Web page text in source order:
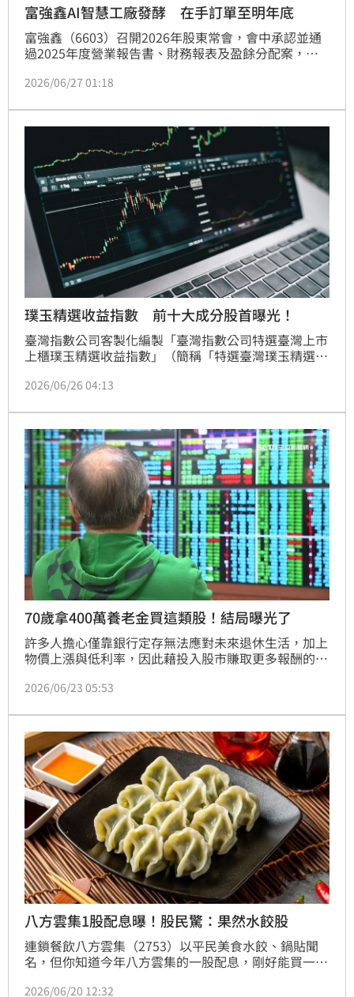
富強鑫AI智慧工廠發酵 在手訂單至明年底
富強鑫（6603）召開2026年股東常會，會中承認並通
過2025年度營業報告書、財務報表及盈餘分配案，決
積分配0.2元），股利配發率達66％。富強鑫2025年全
12.22％，創下全年、單季及單月營收歷史同期新高；
歸屬母公司稅後淨利達1億元，年增27.56％，每股稅後
盈餘（EPS）0.61元。
2026/06/27 01:18
璞玉精選收益指數 前十大成分股首曝光！
臺灣指數公司客製化編製「臺灣指數公司特選臺灣上市
上櫃璞玉精選收益指數」（簡稱「特選臺灣璞玉精選收
指數。發想自臺灣璞玉指數之設計理念，「特選臺灣璞
後，依市值、優質指標與潛藏指標篩選股票；續以股利
表現、股東權益報酬率、稅後純益季增率以及股價動能
等指標之綜合分數，擇優選取近期表現較佳50檔成分
股；以等權重機制為基礎，輔以綜合分數進行權重配
置，以表彰兼具流動性、發掘潛藏價值與優質收益之股
票組合績效表現。
2026/06/26 04:13
70歲拿400萬養老金買這類股！結局曝光了
許多人擔心僅靠銀行定存無法應對未來退休生活，加上
物價上漲與低利率，因此藉投入股市賺取更多報酬的例
日圓（約台幣800多萬元），拿出一半約台幣400萬
料，財報預測下修，加上配息大減，讓他虧損不少，痛
心想都幾歲了，是要怎麼把這些錢賺回來？
2026/06/23 05:53
八方雲集1股配息曝！股民驚：果然水餃股
連鎖餐飲八方雲集（2753）以平民美食水餃、鍋貼聞
名，但你知道今年八方雲集的一股配息，剛好能買一顆
學」引發熱烈討論，不少股民直呼這才是真正的水餃
2026/06/20 12:32